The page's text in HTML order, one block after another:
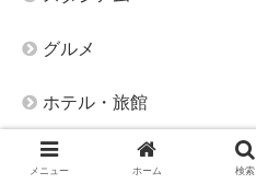
グルメ
ホテル・旅館
スポーツ（サッカー以外）
メニュー ホーム 検索